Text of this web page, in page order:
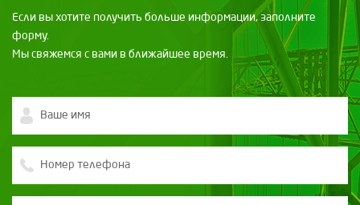
Если вы хотите получить больше информации, заполните
форму.
Мы свяжемся с вами в ближайшее время.